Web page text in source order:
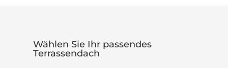
Wählen Sie Ihr passendes
Terrassendach